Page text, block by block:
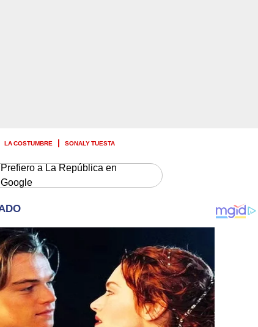
LA COSTUMBRE SONALY TUESTA
Prefiero a La República en
Google